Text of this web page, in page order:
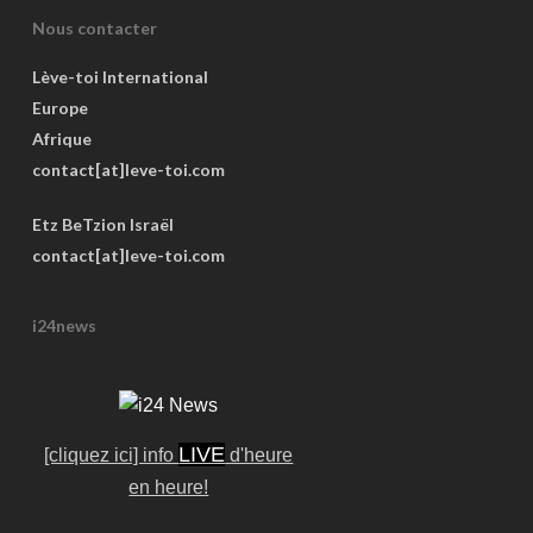
Nous contacter
Lève-toi International
Europe
Afrique
contact[at]leve-toi.com
Etz BeTzion Israël
contact[at]leve-toi.com
i24news
[cliquez ici] info LIVE d'heure
en heure!